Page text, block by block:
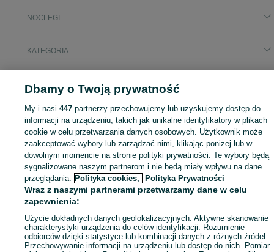
NOCLEGI
KATEGORIA
Mapa kategorii
Mapa miejscowości
Mapa ministron
Popularne wyszukiwania
Dbamy o Twoją prywatność
My i nasi447 partnerzy przechowujemy lub uzyskujemy dostęp do
informacji na urządzeniu, takich jak unikalne identyfikatory w plikach
cookie w celu przetwarzania danych osobowych. Użytkownik może
zaakceptować wybory lub zarządzać nimi, klikając poniżej lub w
dowolnym momencie na stronie polityki prywatności. Te wybory będą
sygnalizowane naszym partnerom i nie będą miały wpływu na dane
przeglądania. Polityka cookies, Polityka Prywatności
Wraz z naszymi partnerami przetwarzamy dane w celu
zapewnienia:
Użycie dokładnych danych geolokalizacyjnych. Aktywne skanowanie
charakterystyki urządzenia do celów identyfikacji. Rozumienie
odbiorców dzięki statystyce lub kombinacji danych z różnych źródeł.
Przechowywanie informacji na urządzeniu lub dostęp do nich. Pomiar